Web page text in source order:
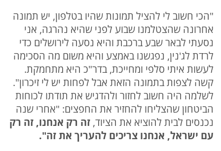
"הכי חשוב לי להציל תמונות שהיו בטלפון, יש תמונה
אחרונה שהצטלמנו שבוע לפני שהיא נהרגה, אני
נסעתי לבאר שבע ברכבת והיא נסעה לירושלים כדי
לרדת לג'נין, נפגשנו באמצע והיא משום מה הסכימה
לעשות איתי סלפי ומחייכת, בדר"כ היא מתחמקת.
קשה לצפות בתמונה הזאת אבל לפחות יש לי זיכרון".
לשלמה היה חשוב לחזור ולהדגיש את תודתו לכוחות
הביטחון שהצליחו להחזיר את החפצים: "אחרי שנה
נכנסים לבית להוציא את הציוד, זה רק אנחנו, זה רק
עם ישראל, אנחנו צריכים להעריך את זה".